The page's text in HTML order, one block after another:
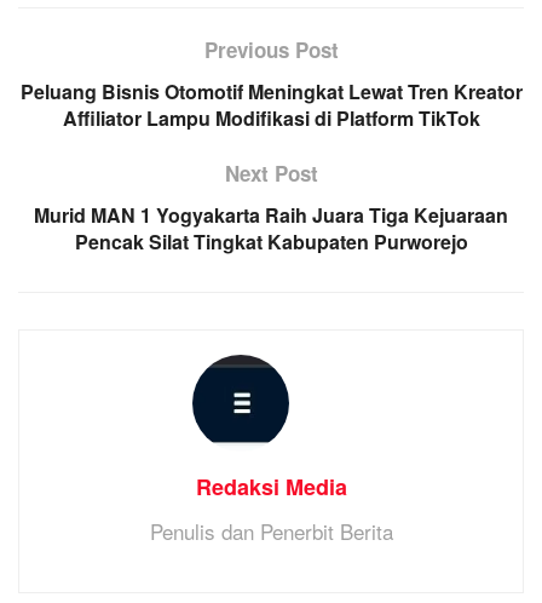
Previous Post
Peluang Bisnis Otomotif Meningkat Lewat Tren Kreator
Affiliator Lampu Modifikasi di Platform TikTok
Next Post
Murid MAN 1 Yogyakarta Raih Juara Tiga Kejuaraan
Pencak Silat Tingkat Kabupaten Purworejo
Redaksi Media
Penulis dan Penerbit Berita